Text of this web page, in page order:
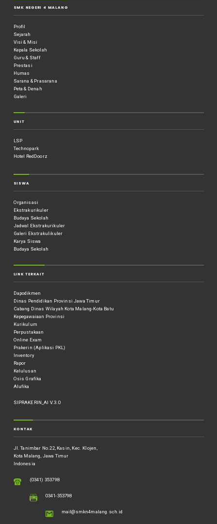
SMK NEGERI 4 MALANG
Profil
Sejarah
Visi & Misi
Kepala Sekolah
Guru & Staff
Prestasi
Humas
Sarana & Prasarana
Peta & Denah
Galeri
UNIT
LSP
Technopark
Hotel RedDoorz
SISWA
Organisasi
Ekstrakurikuler
Budaya Sekolah
Jadwal Ekstrakurikuler
Galeri Ekstrakulikuler
Karya Siswa
Budaya Sekolah
LINK TERKAIT
Dapodikmen
Dinas Pendidikan Provinsi Jawa Timur
Cabang Dinas Wilayah Kota Malang-Kota Batu
Kepegawaiaan Provinsi
Kurikulum
Perpustakaan
Online Exam
Prakerin (Aplikasi PKL)
Inventory
Rapor
Kelulusan
Osis Grafika
Alufika
SIPRAKERIN_AI V.3.0
KONTAK
Jl. Tanimbar No.22, Kasin, Kec. Klojen,
Kota Malang, Jawa Timur
Indonesia
(0341) 353798
0341-353798
mail@smkn4malang.sch.id